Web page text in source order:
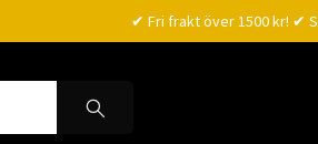
✔ Fri frakt över 1500 kr! ✔